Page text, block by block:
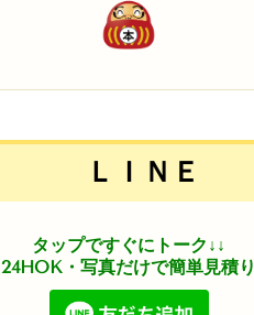
ＬＩＮＥ
タップですぐにトーク↓↓
24HOK・写真だけで簡単見積り